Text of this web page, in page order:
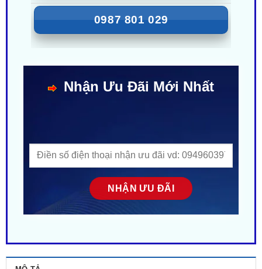
ĐÁNH GIÁ (0)